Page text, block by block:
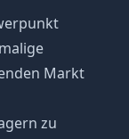
Markt
zu